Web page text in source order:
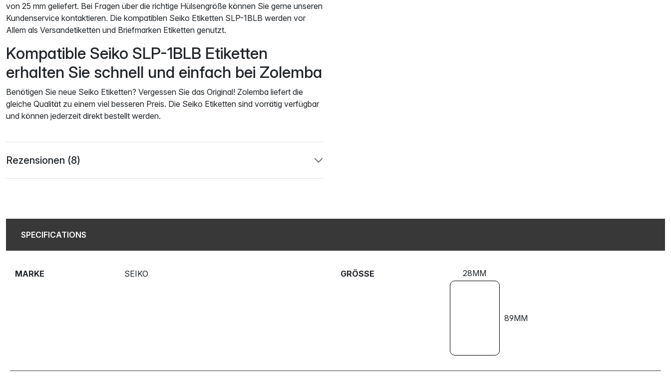
von 25 mm geliefert. Bei Fragen über die richtige Hülsengröße können Sie gerne unseren
Kundenservice kontaktieren. Die kompatiblen Seiko Etiketten SLP-1BLB werden vor
Allem als Versandetiketten und Briefmarken Etiketten genutzt.
Kompatible Seiko SLP-1BLB Etiketten
erhalten Sie schnell und einfach bei Zolemba
Benötigen Sie neue Seiko Etiketten? Vergessen Sie das Original! Zolemba liefert die
gleiche Qualität zu einem viel besseren Preis. Die Seiko Etiketten sind vorrätig verfügbar
und können jederzeit direkt bestellt werden.
Rezensionen (8)
SPECIFICATIONS
MARKE SEIKO GRÖSSE 28MM
89MM